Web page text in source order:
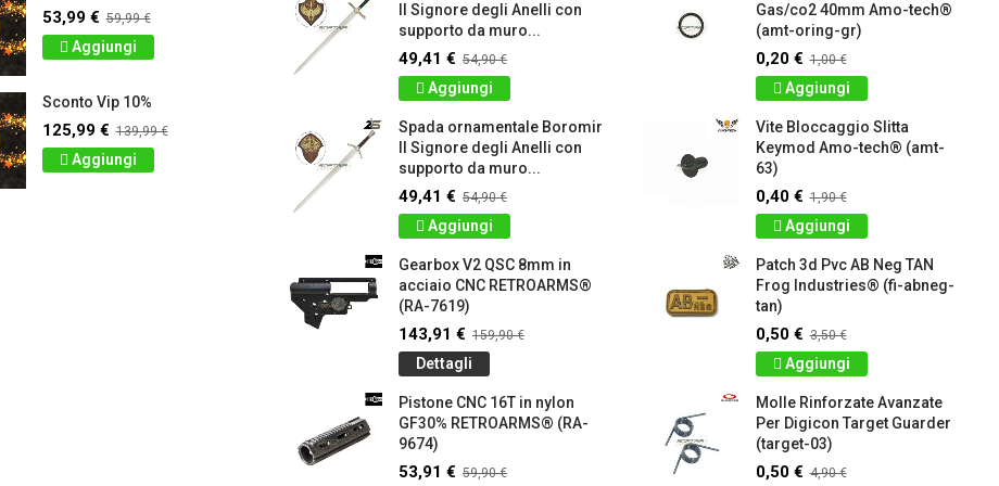
53,99 € 59,99 €
Aggiungi
Sconto Vip 10%
125,99 € 139,99 €
Aggiungi
Il Signore degli Anelli con
supporto da muro...
49,41 € 54,90 €
Aggiungi
Spada ornamentale Boromir
Il Signore degli Anelli con
supporto da muro...
49,41 € 54,90 €
Aggiungi
Gearbox V2 QSC 8mm in
acciaio CNC RETROARMS®
(RA-7619)
143,91 € 159,90 €
Dettagli
Pistone CNC 16T in nylon
GF30% RETROARMS® (RA-
9674)
53,91 € 59,90 €
Gas/co2 40mm Amo-tech®
(amt-oring-gr)
0,20 € 1,00 €
Aggiungi
Vite Bloccaggio Slitta
Keymod Amo-tech® (amt-
63)
0,40 € 1,90 €
Aggiungi
Patch 3d Pvc AB Neg TAN
Frog Industries® (fi-abneg-
tan)
0,50 € 3,50 €
Aggiungi
Molle Rinforzate Avanzate
Per Digicon Target Guarder
(target-03)
0,50 € 4,90 €